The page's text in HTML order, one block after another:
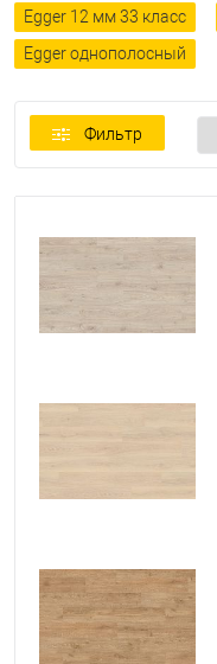
Egger 12 мм 33 класс
Egger однополосный
Фильтр